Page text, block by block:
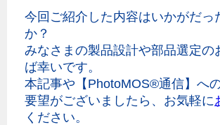
今回ご紹介した内容はいかがだっ
か？
みなさまの製品設計や部品選定の
ば幸いです。
本記事や【PhotoMOS®通信】へ
要望がございましたら、お気軽に
ください。